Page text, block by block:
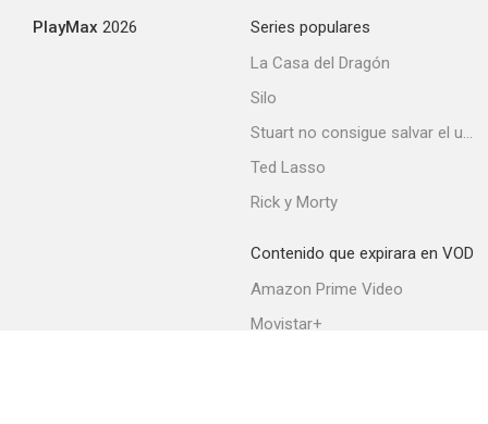
PlayMax 2026
Series populares
La Casa del Dragón
Silo
Stuart no consigue salvar el universo
Ted Lasso
Rick y Morty
Contenido que expirara en VOD
Amazon Prime Video
Movistar+